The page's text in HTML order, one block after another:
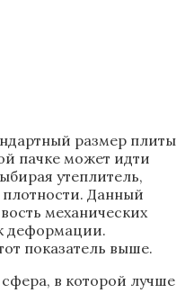
размер плиты
пачке может идти
утеплитель,
плотности. Данный
механических
деформации.
показатель выше.
в которой лучше